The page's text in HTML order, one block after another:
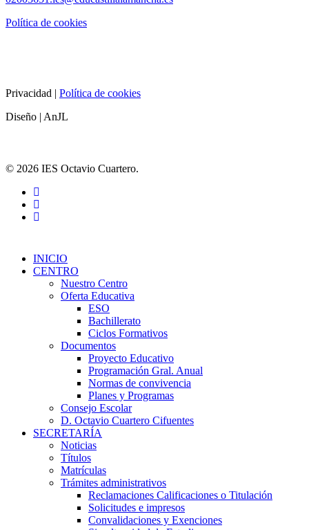
Política de cookies
Privacidad | Política de cookies
Diseño | AnJL
© 2026 IES Octavio Cuartero.
INICIO
CENTRO
Nuestro Centro
Oferta Educativa
ESO
Bachillerato
Ciclos Formativos
Documentos
Proyecto Educativo
Programación Gral. Anual
Normas de convivencia
Planes y Programas
Consejo Escolar
D. Octavio Cuartero Cifuentes
SECRETARÍA
Noticias
Títulos
Matrículas
Trámites administrativos
Reclamaciones Calificaciones o Titulación
Solicitudes e impresos
Convalidaciones y Exenciones